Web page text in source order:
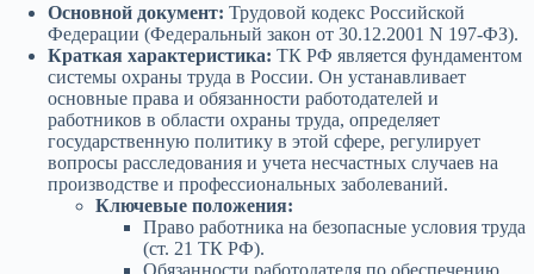
Основной документ: Трудовой кодекс Российской
Федерации (Федеральный закон от 30.12.2001 N 197-ФЗ).
Краткая характеристика: ТК РФ является фундаментом
системы охраны труда в России. Он устанавливает
основные права и обязанности работодателей и
работников в области охраны труда, определяет
государственную политику в этой сфере, регулирует
вопросы расследования и учета несчастных случаев на
производстве и профессиональных заболеваний.
Ключевые положения:
Право работника на безопасные условия труда
(ст. 21 ТК РФ).
Обязанности работодателя по обеспечению